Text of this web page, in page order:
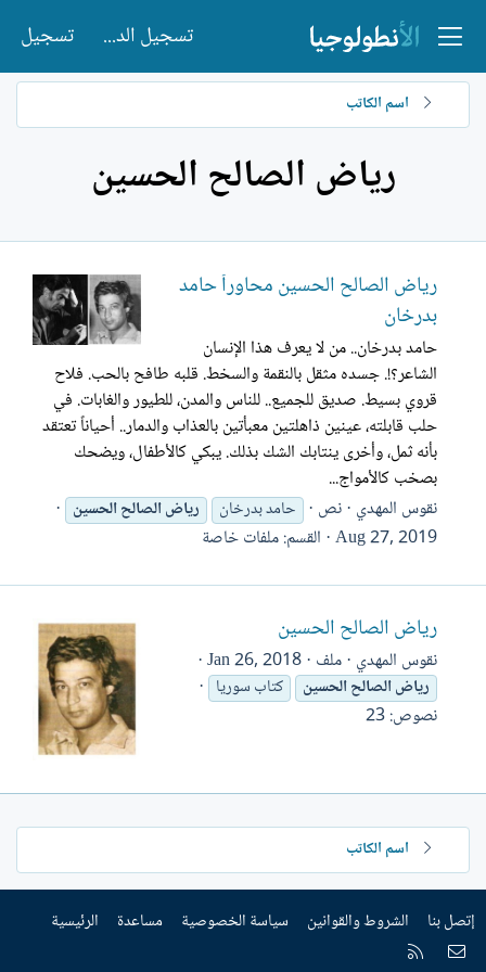
تسجيل الدخول تسجيل
اسم الكاتب
رياض الصالح الحسين
رياض الصالح الحسين محاوراً حامد
بدرخان
حامد بدرخان.. من لا يعرف هذا الإنسان
الشاعر؟!. جسده مثقل بالنقمة والسخط. قلبه طافح بالحب. فلاح
قروي بسيط. صديق للجميع.. للناس والمدن، للطيور والغابات. في
حلب قابلته، عينين ذاهلتين معبأتين بالعذاب والدمار.. أحياناً تعتقد
بأنه ثمل، وأخرى ينتابك الشك بذلك. يبكي كالأطفال، ويضحك
بصخب كالأمواج...
نقوس المهدي نص حامد بدرخان رياضالصالحالحسين
Aug 27, 2019 القسم:ملفات خاصة
رياض الصالح الحسين
نقوس المهدي ملف Jan 26, 2018
رياضالصالحالحسين كتاب سوريا
نصوص: 23
اسم الكاتب
إتصل بنا الشروط والقوانين سياسة الخصوصية مساعدة الرئيسية
إتصل بنا